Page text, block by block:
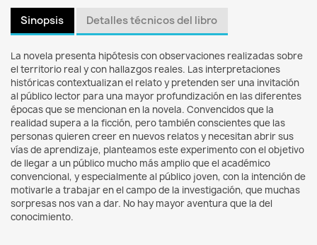
Sinopsis Detalles técnicos del libro
La novela presenta hipótesis con observaciones realizadas sobre
el territorio real y con hallazgos reales. Las interpretaciones
históricas contextualizan el relato y pretenden ser una invitación
al público lector para una mayor profundización en las diferentes
épocas que se mencionan en la novela. Convencidos que la
realidad supera a la ficción, pero también conscientes que las
personas quieren creer en nuevos relatos y necesitan abrir sus
vías de aprendizaje, planteamos este experimento con el objetivo
de llegar a un público mucho más amplio que el académico
convencional, y especialmente al público joven, con la intención de
motivarle a trabajar en el campo de la investigación, que muchas
sorpresas nos van a dar. No hay mayor aventura que la del
conocimiento.